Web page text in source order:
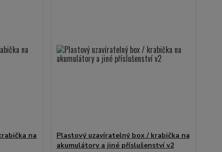
na
Plastový uzavíratelný box / krabička na
akumulátory a jiné příslušenství v2